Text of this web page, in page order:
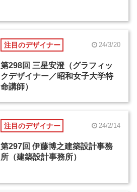
注目のデザイナー 24/3/20
第298回 三星安澄（グラフィッ
クデザイナー／昭和女子大学特
命講師）
注目のデザイナー 24/2/14
第297回 伊藤博之建築設計事務
所（建築設計事務所）